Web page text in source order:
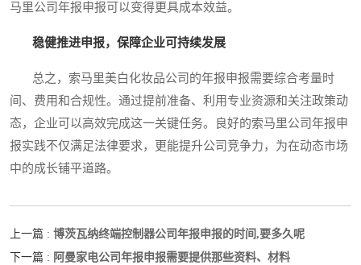
马里公司年报申报可以变得更具成本效益。
稳健推进申报，保障企业可持续发展
总之，索马里美白化妆品公司的年报申报需要综合考量时
间、费用和合规性。通过提前准备、利用专业资源和关注政策动
态，企业可以高效完成这一关键任务。良好的索马里公司年报申
报实践不仅满足法律要求，更能提升公司竞争力，为在动态市场
中的成长铺平道路。
上一篇 : 博茨瓦纳终端控制器公司年报申报的时间,要多久呢
下一篇 : 阿曼家电公司年报申报需要提供那些资料、材料